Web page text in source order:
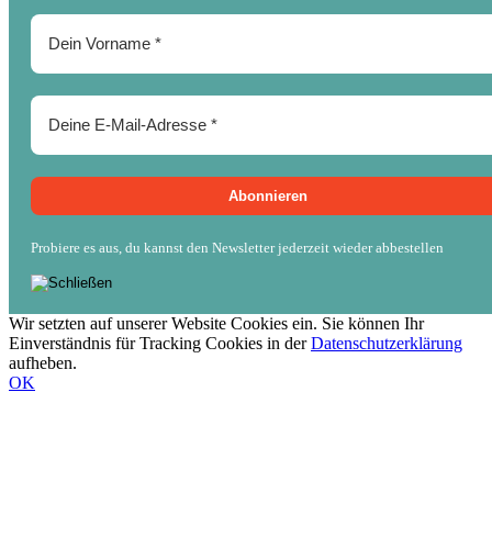
Probiere es aus, du kannst den Newsletter jederzeit wieder abbestellen
Wir setzten auf unserer Website Cookies ein. Sie können Ihr
Einverständnis für Tracking Cookies in derDatenschutzerklärung
aufheben.
OK